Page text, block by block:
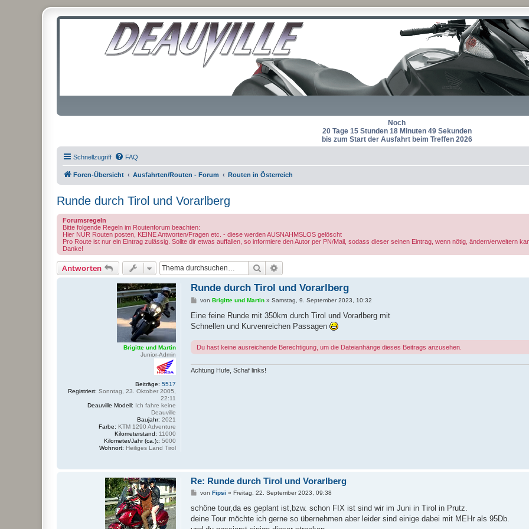
Noch
20 Tage 15 Stunden 18 Minuten 49 Sekunden
bis zum Start der Ausfahrt beim Treffen 2026
Schnellzugriff FAQ
Foren-Übersicht Ausfahrten/Routen - Forum Routen in Österreich
Runde durch Tirol und Vorarlberg
Forumsregeln
Bitte folgende Regeln im Routenforum beachten:
Hier NUR Routen posten, KEINE Antworten/Fragen etc. - diese werden AUSNAHMSLOS gelöscht
Pro Route ist nur ein Eintrag zulässig. Sollte dir etwas auffallen, so informiere den Autor per PN/Mail, sodass dieser seinen Eintrag, wenn nötig, ändern/erweitern
Danke!
Antworten Suche
Brigitte und Martin
Junior-Admin
Beiträge: 5517
Registriert: Sonntag, 23. Oktober 2005,
22:11
Deauville Modell: Ich fahre keine
Deauville
Baujahr: 2021
Farbe: KTM 1290 Adventure
Kilometerstand: 11000
Kilometer/Jahr (ca.):: 5000
Wohnort: Heiliges Land Tirol
Runde durch Tirol und Vorarlberg
B
i
r
g
von Brigitte und Martin» Samstag, 9. September 2023, 10:32
Eine feine Runde mit 350km durch Tirol und Vorarlberg mit
Schnellen und Kurvenreichen Passagen
Du hast keine ausreichende Berechtigung, um die Dateianhänge dieses Beitrags anzusehen.
Achtung Hufe, Schaf links!
Re: Runde durch Tirol und Vorarlberg
B
i
r
a
von Fipsi » Freitag, 22. September 2023, 09:38
schöne tour,da es geplant ist,bzw. schon FIX ist sind wir im Juni in Tirol in Prutz.
deine Tour möchte ich gerne so übernehmen aber leider sind einige dabei mit MEHr als 95Db.